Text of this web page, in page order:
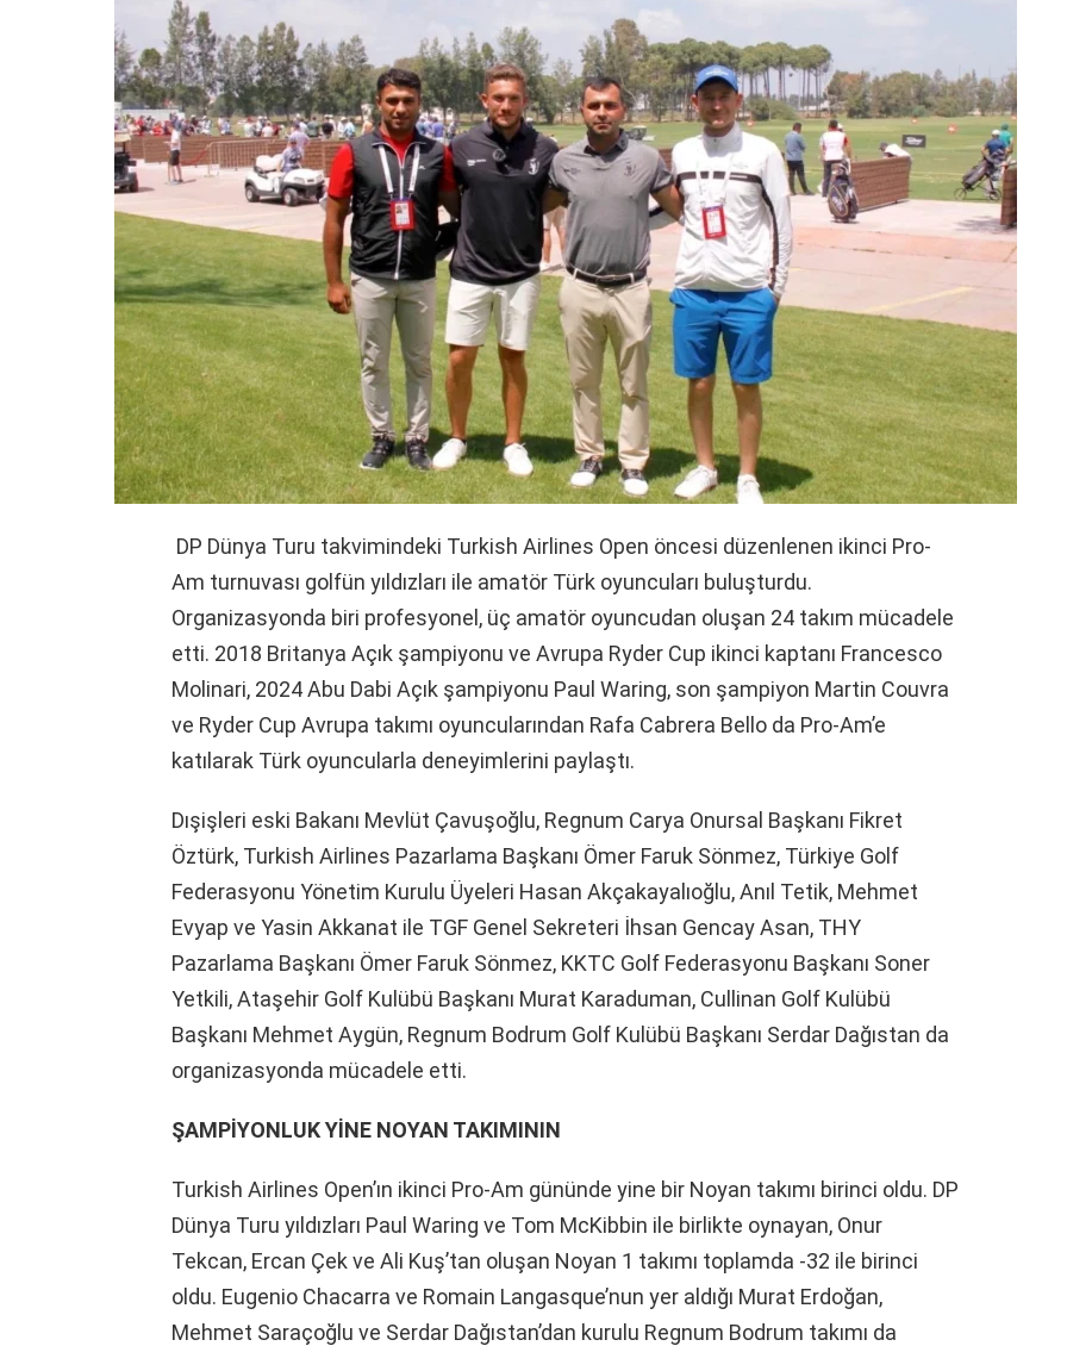
DP Dünya Turu takvimindeki Turkish Airlines Open öncesi düzenlenen ikinci Pro-
Am turnuvası golfün yıldızları ile amatör Türk oyuncuları buluşturdu.
Organizasyonda biri profesyonel, üç amatör oyuncudan oluşan 24 takım mücadele
etti. 2018 Britanya Açık şampiyonu ve Avrupa Ryder Cup ikinci kaptanı Francesco
Molinari, 2024 Abu Dabi Açık şampiyonu Paul Waring, son şampiyon Martin Couvra
ve Ryder Cup Avrupa takımı oyuncularından Rafa Cabrera Bello da Pro-Am’e
katılarak Türk oyuncularla deneyimlerini paylaştı.
Dışişleri eski Bakanı Mevlüt Çavuşoğlu, Regnum Carya Onursal Başkanı Fikret
Öztürk, Turkish Airlines Pazarlama Başkanı Ömer Faruk Sönmez, Türkiye Golf
Federasyonu Yönetim Kurulu Üyeleri Hasan Akçakayalıoğlu, Anıl Tetik, Mehmet
Evyap ve Yasin Akkanat ile TGF Genel Sekreteri İhsan Gencay Asan, THY
Pazarlama Başkanı Ömer Faruk Sönmez, KKTC Golf Federasyonu Başkanı Soner
Yetkili, Ataşehir Golf Kulübü Başkanı Murat Karaduman, Cullinan Golf Kulübü
Başkanı Mehmet Aygün, Regnum Bodrum Golf Kulübü Başkanı Serdar Dağıstan da
organizasyonda mücadele etti.
ŞAMPİYONLUK YİNE NOYAN TAKIMININ
Turkish Airlines Open’ın ikinci Pro-Am gününde yine bir Noyan takımı birinci oldu. DP
Dünya Turu yıldızları Paul Waring ve Tom McKibbin ile birlikte oynayan, Onur
Tekcan, Ercan Çek ve Ali Kuş’tan oluşan Noyan 1 takımı toplamda -32 ile birinci
oldu. Eugenio Chacarra ve Romain Langasque’nun yer aldığı Murat Erdoğan,
Mehmet Saraçoğlu ve Serdar Dağıstan’dan kurulu Regnum Bodrum takımı da